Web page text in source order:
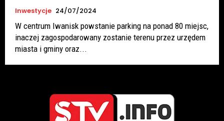
Inwestycje 24/07/2024
W centrum Iwanisk powstanie parking na ponad 80 miejsc,
inaczej zagospodarowany zostanie terenu przez urzędem
miasta i gminy oraz...